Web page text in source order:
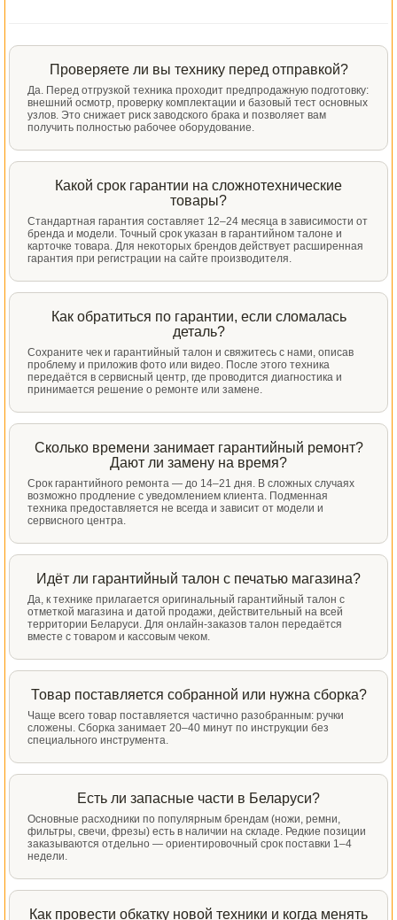
Проверяете ли вы технику перед отправкой?
Да. Перед отгрузкой техника проходит предпродажную подготовку:
внешний осмотр, проверку комплектации и базовый тест основных
узлов. Это снижает риск заводского брака и позволяет вам
получить полностью рабочее оборудование.
Какой срок гарантии на сложнотехнические
товары?
Стандартная гарантия составляет 12–24 месяца в зависимости от
бренда и модели. Точный срок указан в гарантийном талоне и
карточке товара. Для некоторых брендов действует расширенная
гарантия при регистрации на сайте производителя.
Как обратиться по гарантии, если сломалась
деталь?
Сохраните чек и гарантийный талон и свяжитесь с нами, описав
проблему и приложив фото или видео. После этого техника
передаётся в сервисный центр, где проводится диагностика и
принимается решение о ремонте или замене.
Сколько времени занимает гарантийный ремонт?
Дают ли замену на время?
Срок гарантийного ремонта — до 14–21 дня. В сложных случаях
возможно продление с уведомлением клиента. Подменная
техника предоставляется не всегда и зависит от модели и
сервисного центра.
Идёт ли гарантийный талон с печатью магазина?
Да, к технике прилагается оригинальный гарантийный талон с
отметкой магазина и датой продажи, действительный на всей
территории Беларуси. Для онлайн-заказов талон передаётся
вместе с товаром и кассовым чеком.
Товар поставляется собранной или нужна сборка?
Чаще всего товар поставляется частично разобранным: ручки
сложены. Сборка занимает 20–40 минут по инструкции без
специального инструмента.
Есть ли запасные части в Беларуси?
Основные расходники по популярным брендам (ножи, ремни,
фильтры, свечи, фрезы) есть в наличии на складе. Редкие позиции
заказываются отдельно — ориентировочный срок поставки 1–4
недели.
Как провести обкатку новой техники и когда менять